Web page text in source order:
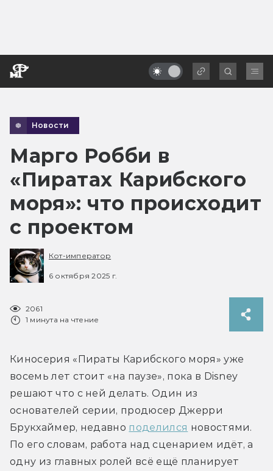
Новости
Марго Робби в
«Пиратах Карибского
моря»: что происходит
с проектом
Кот-император
6 октября 2025 г.
2061
1 минута на чтение
Киносерия «Пираты Карибского моря» уже
восемь лет стоит «на паузе», пока в Disney
решают что с ней делать. Один из
основателей серии, продюсер Джерри
Брукхаймер, недавно поделился новостями.
По его словам, работа над сценарием идёт, а
одну из главных ролей всё ещё планирует